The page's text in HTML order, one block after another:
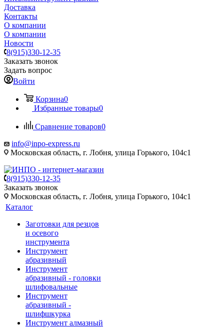
Доставка
Контакты
О компании
О компании
Новости
8(915)330-12-35
Заказать звонок
Задать вопрос
Войти
Корзина0
Избранные товары0
Сравнение товаров0
info@inpo-express.ru
Московская область, г. Лобня, улица Горького, 104с1
8(915)330-12-35
Заказать звонок
Московская область, г. Лобня, улица Горького, 104с1
Каталог
Заготовки для резцов
и осевого
инструмента
Инструмент
абразивный
Инструмент
абразивный - головки
шлифовальные
Инструмент
абразивный -
шлифшкурка
Инструмент алмазный